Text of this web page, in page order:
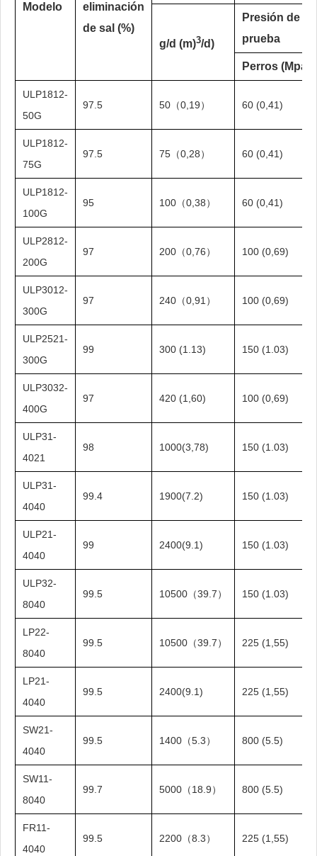
Modelo
eliminación
de sal (%)
g/d (m)3/d)
Presión de
prueba
Perros (Mpa)
ULP1812-
50G
97.5 50（0,19） 60 (0,41)
ULP1812-
75G
97.5 75（0,28） 60 (0,41)
ULP1812-
100G
95 100（0,38） 60 (0,41)
ULP2812-
200G
97 200（0,76） 100 (0,69)
ULP3012-
300G
97 240（0,91） 100 (0,69)
ULP2521-
300G
99 300 (1.13) 150 (1.03)
ULP3032-
400G
97 420 (1,60) 100 (0,69)
ULP31-
4021
98 1000(3,78) 150 (1.03)
ULP31-
4040
99.4 1900(7.2) 150 (1.03)
ULP21-
4040
99 2400(9.1) 150 (1.03)
ULP32-
8040
99.5 10500（39.7） 150 (1.03)
LP22-
8040
99.5 10500（39.7） 225 (1,55)
LP21-
4040
99.5 2400(9.1) 225 (1,55)
SW21-
4040
99.5 1400（5.3） 800 (5.5)
SW11-
8040
99.7 5000（18.9） 800 (5.5)
FR11-
4040
99.5 2200（8.3） 225 (1,55)